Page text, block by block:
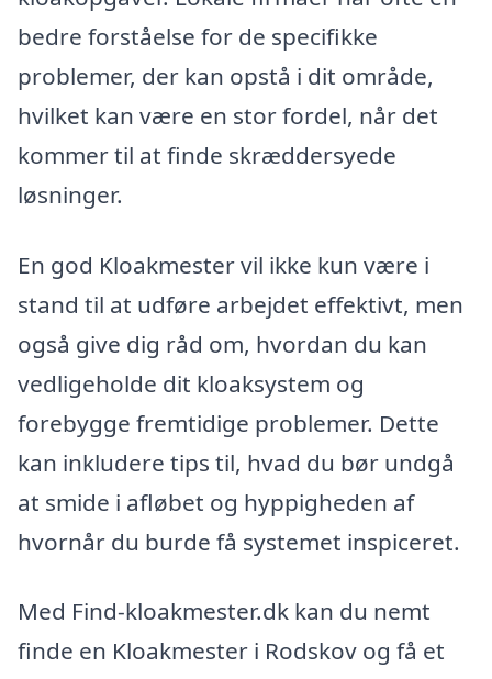
bedre forståelse for de specifikke
problemer, der kan opstå i dit område,
hvilket kan være en stor fordel, når det
kommer til at finde skræddersyede
løsninger.
En god Kloakmester vil ikke kun være i
stand til at udføre arbejdet effektivt, men
også give dig råd om, hvordan du kan
vedligeholde dit kloaksystem og
forebygge fremtidige problemer. Dette
kan inkludere tips til, hvad du bør undgå
at smide i afløbet og hyppigheden af
hvornår du burde få systemet inspiceret.
Med Find-kloakmester.dk kan du nemt
finde en Kloakmester i Rodskov og få et